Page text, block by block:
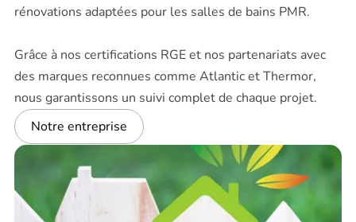
rénovations adaptées pour les salles de bains PMR.
Grâce à nos certifications RGE et nos partenariats avec
des marques reconnues comme Atlantic et Thermor,
nous garantissons un suivi complet de chaque projet.
Notre entreprise